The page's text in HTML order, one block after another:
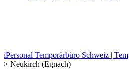
iPersonal Temporärbüro Schweiz |
> Neukirch (Egnach)